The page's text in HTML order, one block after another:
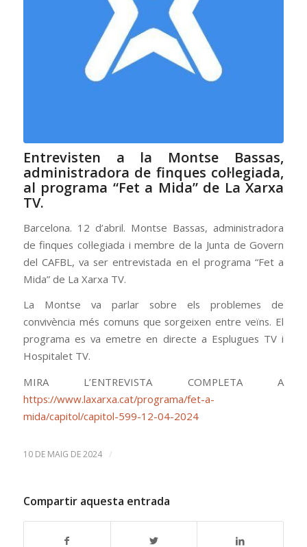
Entrevisten a la Montse Bassas,
administradora de finques col·legiada,
al programa “Fet a Mida” de La Xarxa
TV.
Barcelona. 12 d’abril. Montse Bassas, administradora
de finques col·legiada i membre de la Junta de Govern
del CAFBL, va ser entrevistada en el programa “Fet a
Mida” de La Xarxa TV.
La Montse va parlar sobre els problemes de
convivència més comuns que sorgeixen entre veïns. El
programa es va emetre en directe a Esplugues TV i
Hospitalet TV.
MIRA L’ENTREVISTA COMPLETA A
https://www.laxarxa.cat/programa/fet-a-
mida/capitol/capitol-599-12-04-2024
10 DE MAIG DE 2024 /
Compartir aquesta entrada